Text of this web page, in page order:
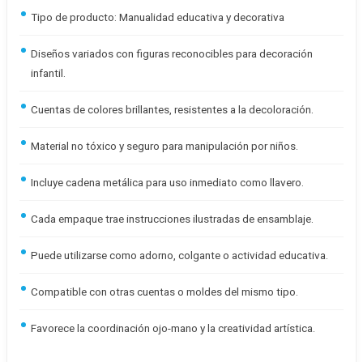
Tipo de producto: Manualidad educativa y decorativa
Diseños variados con figuras reconocibles para decoración
infantil.
Cuentas de colores brillantes, resistentes a la decoloración.
Material no tóxico y seguro para manipulación por niños.
Incluye cadena metálica para uso inmediato como llavero.
Cada empaque trae instrucciones ilustradas de ensamblaje.
Puede utilizarse como adorno, colgante o actividad educativa.
Compatible con otras cuentas o moldes del mismo tipo.
Favorece la coordinación ojo-mano y la creatividad artística.